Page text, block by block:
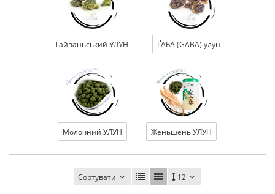
Тайваньський УЛУН ҐАБА (GABA) улун
Молочний УЛУН Женьшень УЛУН
Сортувати 12